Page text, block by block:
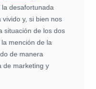
desafortunada
y, si bien nos
situación de los dos
mención de la
de manera
de marketing y